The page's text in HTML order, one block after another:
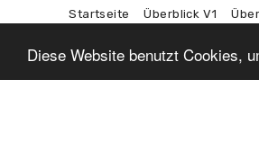
Diese Website benutzt Cookies,
Startseite Überblick V1